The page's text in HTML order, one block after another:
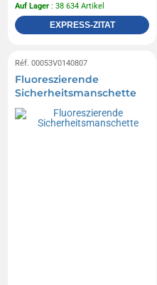
Auf Lager : 38 634 Artikel
EXPRESS-ZITAT
Réf. 00053V0140807
Fluoreszierende
Sicherheitsmanschette